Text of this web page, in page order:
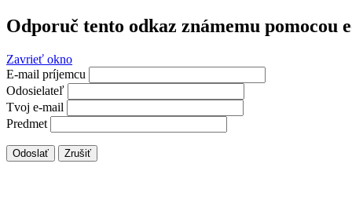
Odporuč tento odkaz známemu pomocou
Zavrieť okno
E-mail príjemcu
Odosielateľ
Tvoj e-mail
Predmet
Odoslať Zrušiť